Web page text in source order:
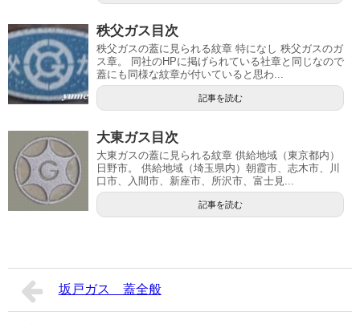
秩父ガス目次
秩父ガスの蓋に見られる紋章 特になし 秩父ガスのガ
ス章。 同社のHPに掲げられている社章と同じなので
蓋にも同様な紋章が付いていると思わ...
記事を読む
大東ガス目次
大東ガスの蓋に見られる紋章 供給地域（東京都内）
日野市。 供給地域（埼玉県内）朝霞市、志木市、川
口市、入間市、新座市、所沢市、富士見...
記事を読む
坂戸ガス 蓋全般